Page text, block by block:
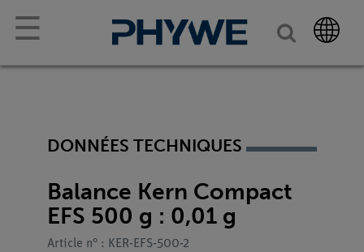
☰
DONNÉES TECHNIQUES
Balance Kern Compact
EFS 500 g : 0,01 g
Article n° : KER-EFS-500-2